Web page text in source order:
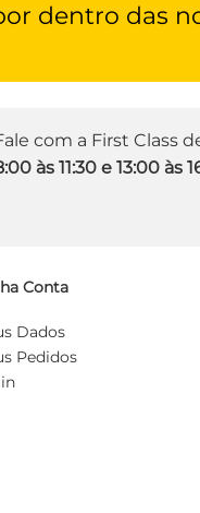
dentro das
com a First Class
às 11:30 e 13:00 às
Conta
Dados
Pedidos